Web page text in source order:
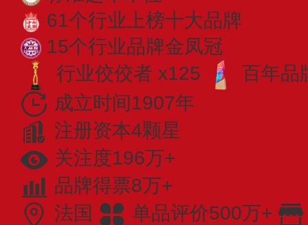
61个行业上榜十大品牌
15个行业品牌金凤冠
行业佼佼者 x125
百年品
成立时间1907年
注册资本4颗星
关注度196万+
品牌得票8万+
法国
单品评价500万+